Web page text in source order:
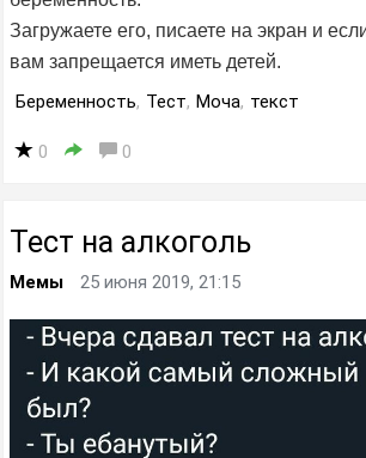
Загружаете его, писаете на экран и
вам запрещается иметь детей.
Беременность, Тест, Моча, текст
0 0
Тест на алкоголь
Мемы 25 июня 2019, 21:15